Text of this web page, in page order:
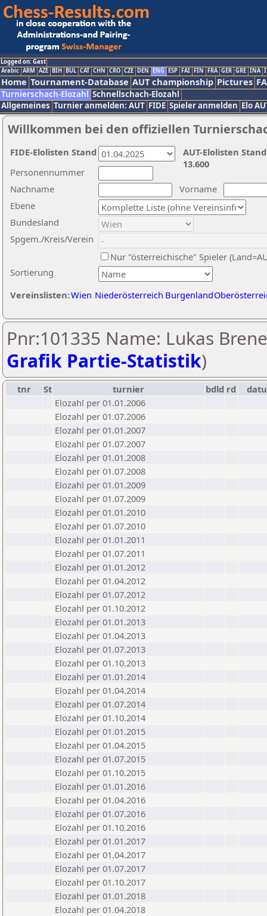
Logged on: Gast
Arabic ARM AZE BIH BUL CAT CHN CRO CZE DEN ENG ESP FAI FIN FRA GER GRE INA
Home Tournament-Database AUT championship Pictures
Turnierschach-Elozahl Schnellschach-Elozahl
Allgemeines Turnier anmelden: AUT FIDE Spieler anmelden Elo
Willkommen bei den offiziellen
Nachname
Vorname
Ebene
Sortierung
Personennummer
Bundesland
Spgem./Kreis/Verein
Nur "österreichische" Spieler
Vereinslisten:Wien Niederösterreich Burgenland
AUT-Elolisten
13.600
FIDE-Elolisten Stand
Pnr:101335 Name: Lukas
Grafik Partie-Statistik)
tnr St turnier bdld rd
Elozahl per 01.01.2006
Elozahl per 01.07.2006
Elozahl per 01.01.2007
Elozahl per 01.07.2007
Elozahl per 01.01.2008
Elozahl per 01.07.2008
Elozahl per 01.01.2009
Elozahl per 01.07.2009
Elozahl per 01.01.2010
Elozahl per 01.07.2010
Elozahl per 01.01.2011
Elozahl per 01.07.2011
Elozahl per 01.01.2012
Elozahl per 01.04.2012
Elozahl per 01.07.2012
Elozahl per 01.10.2012
Elozahl per 01.01.2013
Elozahl per 01.04.2013
Elozahl per 01.07.2013
Elozahl per 01.10.2013
Elozahl per 01.01.2014
Elozahl per 01.04.2014
Elozahl per 01.07.2014
Elozahl per 01.10.2014
Elozahl per 01.01.2015
Elozahl per 01.04.2015
Elozahl per 01.07.2015
Elozahl per 01.10.2015
Elozahl per 01.01.2016
Elozahl per 01.04.2016
Elozahl per 01.07.2016
Elozahl per 01.10.2016
Elozahl per 01.01.2017
Elozahl per 01.04.2017
Elozahl per 01.07.2017
Elozahl per 01.10.2017
Elozahl per 01.01.2018
Elozahl per 01.04.2018